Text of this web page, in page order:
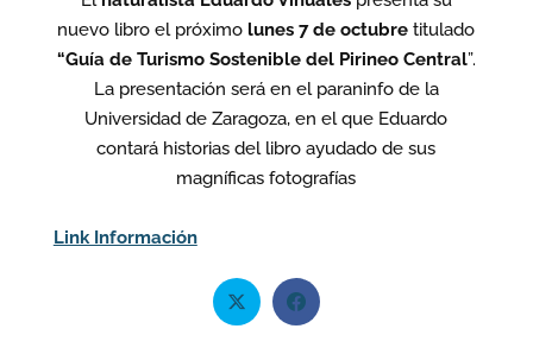
nuevo libro el próximo lunes 7 de octubre titulado
“Guía de Turismo Sostenible del Pirineo Central”.
La presentación será en el paraninfo de la
Universidad de Zaragoza, en el que Eduardo
contará historias del libro ayudado de sus
magníficas fotografías
Link Información